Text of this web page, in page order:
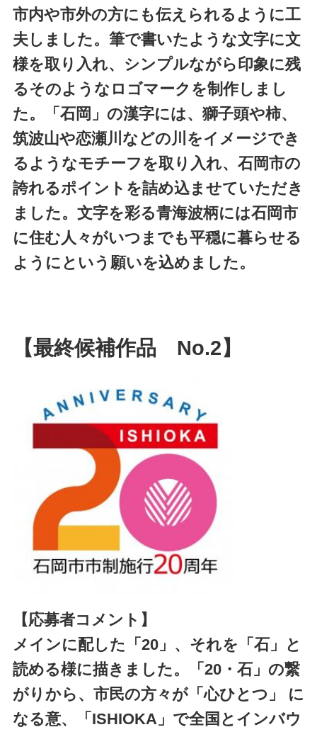
市内や市外の方にも伝えられるように工
夫しました。筆で書いたような文字に文
様を取り入れ、シンプルながら印象に残
るそのようなロゴマークを制作しまし
た。「石岡」の漢字には、獅子頭や柿、
筑波山や恋瀬川などの川をイメージでき
るようなモチーフを取り入れ、石岡市の
誇れるポイントを詰め込ませていただき
ました。文字を彩る青海波柄には石岡市
に住む人々がいつまでも平穏に暮らせる
ようにという願いを込めました。
【最終候補作品 No.2】
【応募者コメント】
メインに配した「20」、それを「石」と
読める様に描きました。「20・石」の繋
がりから、市民の方々が「心ひとつ」 に
なる意、「ISHIOKA」で全国とインバウ